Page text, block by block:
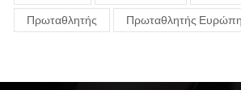
Πρωταθλητής Πρωταθλητής